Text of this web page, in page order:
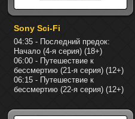
Sony Sci-Fi
04:35 - Последний предок:
Начало (4-я серия) (18+)
06:00 - Путешествие к
бессмертию (21-я серия) (12+)
06:15 - Путешествие к
бессмертию (22-я серия) (12+)